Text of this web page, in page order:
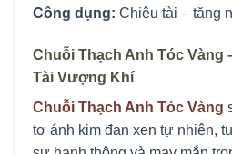
Công dụng: Chiêu tài – tăng
Chuỗi Thạch Anh Tóc Vàng
Tài Vượng Khí
Chuỗi Thạch Anh Tóc Vàng
tơ ánh kim đan xen tự nhiên,